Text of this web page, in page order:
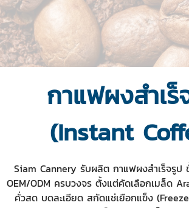
กาแฟผงสำเร็
(Instant
Siam Cannery รับผลิต กาแฟผงสำเร็จรูป
OEM/ODM ครบวงจร ตั้งแต่คัดเลือกเมล็ด
คั่วสด บดละเอียด สกัดแช่เยือกแข็ง